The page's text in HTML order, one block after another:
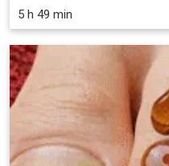
5 h 49 min